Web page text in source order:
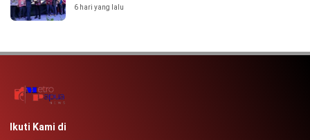
6 hari yang lalu
Ikuti Kami di